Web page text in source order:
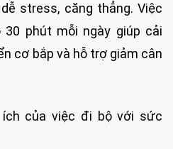
stress, căng thẳng. Việc
phút mỗi ngày giúp cải
cơ bắp và hỗ trợ giảm cân
của việc đi bộ với sức